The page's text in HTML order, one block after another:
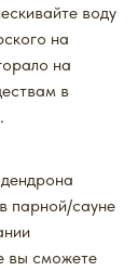
воду
на
на
в
парной/сауне
вы сможете